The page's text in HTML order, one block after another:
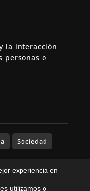
la interacción
personas o
Sociedad
experiencia en
utilizamos o